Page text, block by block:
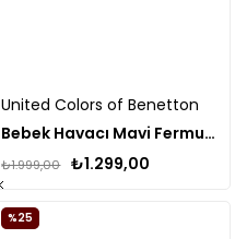
United Colors of Benetton
Bebek Havacı Mavi Fermuar Kapamalı Kulaklı Kanguru Cepli Kapüşonlu Sweatshirt
₺1.299,00
₺1.999,00
%25